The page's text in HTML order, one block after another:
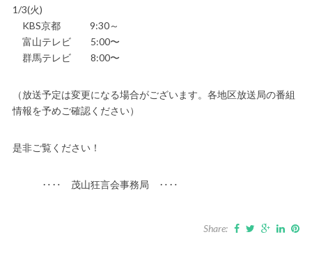
1/3(火)
KBS京都 9:30～
富山テレビ 5:00〜
群馬テレビ 8:00〜
（放送予定は変更になる場合がございます。各地区放送局の番組
情報を予めご確認ください）
是非ご覧ください！
‥‥ 茂山狂言会事務局 ‥‥
Share: